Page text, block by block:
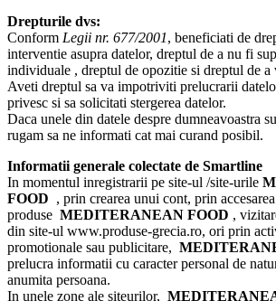
Drepturile dvs:
Conform Legii nr. 677/2001, beneficiati de
interventie asupra datelor, dreptul de a nu fi
individuale , dreptul de opozitie si dreptul de a
Aveti dreptul sa va impotriviti prelucrarii
privesc si sa solicitati stergerea datelor.
Daca unele din datele despre dumneavoastra
rugam sa ne informati cat mai curand posibil.
Informatii generale colectate de Smartline
In momentul inregistrarii pe site-ul /site-urile
FOOD , prin crearea unui cont, prin
produse MEDITERANEAN FOOD ,
din site-ul www.produse-grecia.ro, ori prin
promotionale sau publicitare,
prelucra informatii cu caracter personal de
anumita persoana.
In unele zone ale siteurilor,